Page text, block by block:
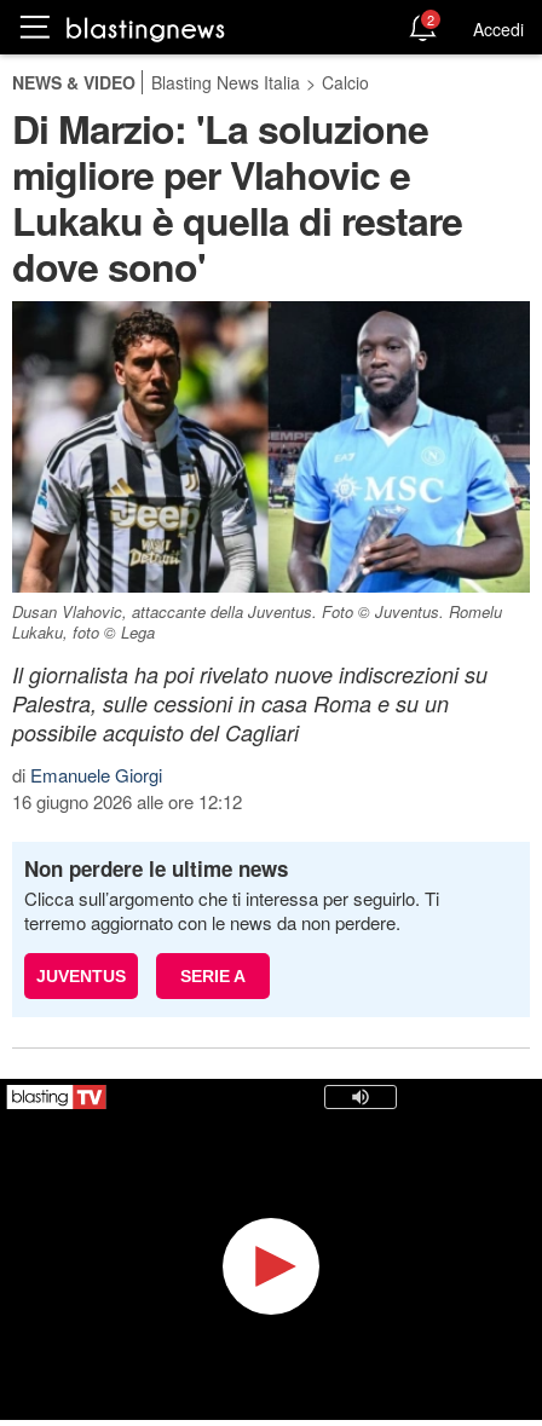
2 Accedi
NEWS & VIDEO Blasting News Italia > Calcio
Di Marzio: 'La soluzione
migliore per Vlahovic e
Lukaku è quella di restare
dove sono'
Dusan Vlahovic, attaccante della Juventus. Foto © Juventus. Romelu
Lukaku, foto © Lega
Il giornalista ha poi rivelato nuove indiscrezioni su
Palestra, sulle cessioni in casa Roma e su un
possibile acquisto del Cagliari
di Emanuele Giorgi
16 giugno 2026 alle ore 12:12
Non perdere le ultime news
Clicca sull’argomento che ti interessa per seguirlo. Ti
terremo aggiornato con le news da non perdere.
JUVENTUS SERIE A